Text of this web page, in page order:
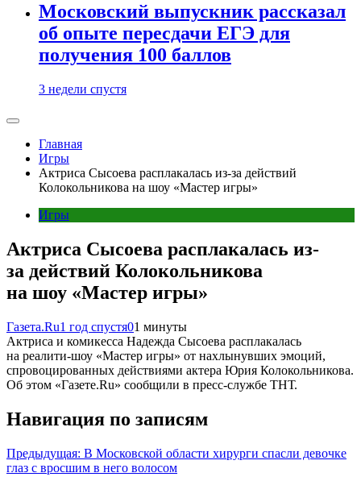
Московский выпускник рассказал
об опыте пересдачи ЕГЭ для
получения 100 баллов
3 недели спустя
Главная
Игры
Актриса Сысоева расплакалась из-за действий
Колокольникова на шоу «Мастер игры»
Игры
Актриса Сысоева расплакалась из-
за действий Колокольникова
на шоу «Мастер игры»
Газета.Ru1 год спустя01 минуты
Актриса и комикесса Надежда Сысоева расплакалась
на реалити-шоу «Мастер игры» от нахлынувших эмоций,
спровоцированных действиями актера Юрия Колокольникова.
Об этом «Газете.Ru» сообщили в пресс-службе ТНТ.
Навигация по записям
Предыдущая: В Московской области хирурги спасли девочке
глаз с вросшим в него волосом